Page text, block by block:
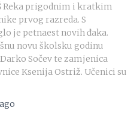
Reka prigodnim i kratkim
prvog razreda. S
je petnaest novih đaka.
novu školsku godinu
Sočev te zamjenica
Ksenija Ostriž. Učenici su
ago